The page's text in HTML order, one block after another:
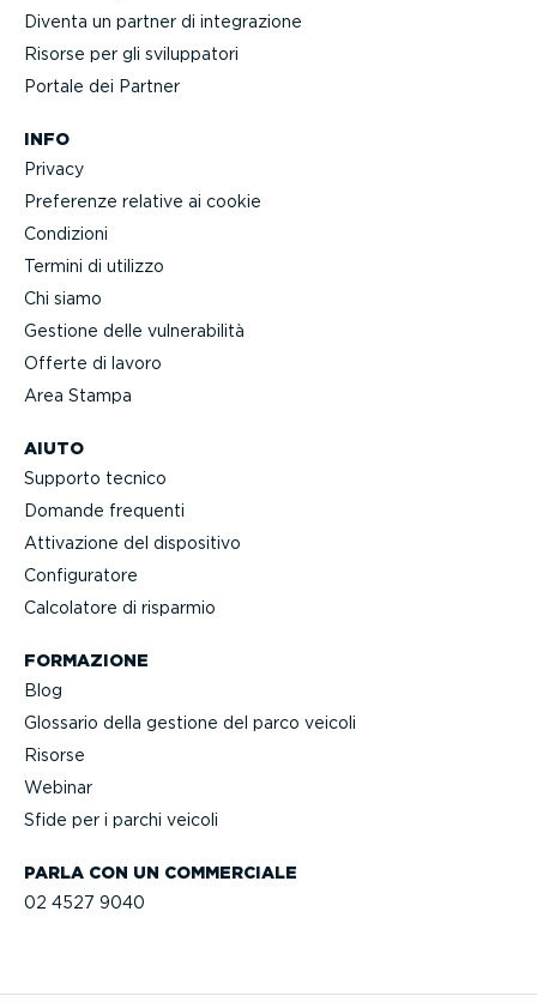
PARLA CON UN COMMERCIALE
02 4527 9040
AIUTO
Supporto tecnico
Domande frequenti
Attivazione del dispositivo
Confi­gu­ratore
Calcolatore di risparmio
FORMAZIONE
Blog
Glossario della gestione del parco veicoli
Risorse
Webinar
Sfide per i parchi veicoli
Diventa un partner di integra­zione
Risorse per gli svilup­patori
Portale dei Partner
INFO
Privacy
Preferenze relative ai cookie
Condizioni
Termini di utilizzo
Chi siamo
Gestione delle vulne­ra­bilità
Offerte di lavoro
Area Stampa